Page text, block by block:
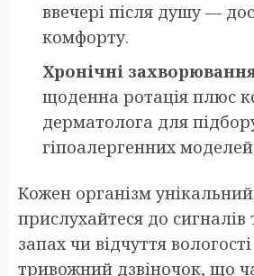
ввечері після душу —
комфорту.
Хронічні
щоденна ротація плюс
дерматолога для
гіпоалергенних
Кожен організм
прислухайтеся до сигналів
запах чи відчуття
тривожний дзвіночок, що